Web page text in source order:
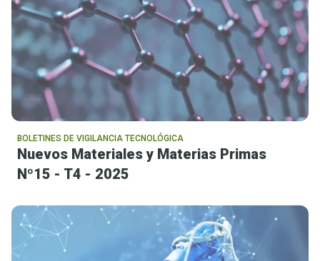
BOLETINES DE VIGILANCIA TECNOLÓGICA
Nuevos Materiales y Materias Primas
Nº15 - T4 - 2025